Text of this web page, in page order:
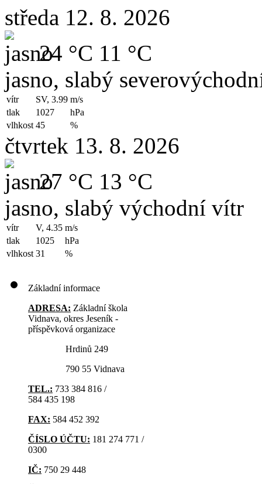
středa 12. 8. 2026
24 °C 11 °C
jasno, slabý
vítr SV, 3.99 m/s
tlak
1027
hPa
vlhkost 45 %
čtvrtek 13. 8. 2026
27 °C 13 °C
jasno, slabý východní vítr
vítr V, 4.35 m/s
tlak
1025
hPa
vlhkost 31 %
Základní informace
ADRESA: Základní škola
Vidnava, okres Jeseník -
příspěvková organizace
Hrdinů 249
790 55 Vidnava
TEL.: 733 384 816 /
584 435 198
FAX: 584 452 392
ČÍSLO ÚČTU: 181 274 771 /
0300
IČ: 750 29 448